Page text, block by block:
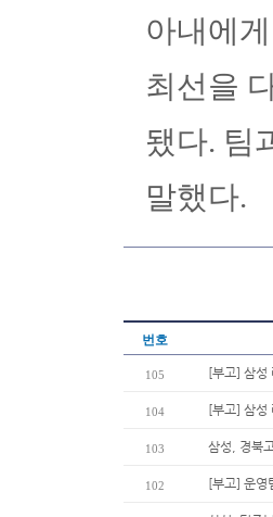
아내에
최선을
됐다. 팀
말했다.
번호
105 [부고] 삼성
104 [부고] 삼성
103 삼성, 경북
102 [부고] 운영